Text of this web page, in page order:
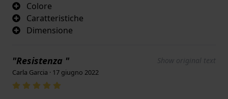
Colore
Caratteristiche
Dimensione
"Resistenza " Show original text
Carla Garcia · 17 giugno 2022